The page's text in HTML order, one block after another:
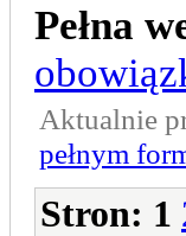
Pełna
Aktualnie
pełnym
Stron: 1